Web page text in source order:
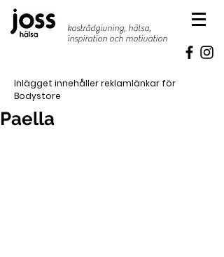
kostrådgivning, hälsa,
inspiration och motivation
Inlägget innehåller reklamlänkar för
Bodystore
Paella